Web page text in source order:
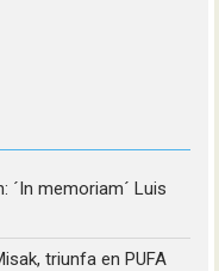
´In memoriam´ Luis
triunfa en PUFA